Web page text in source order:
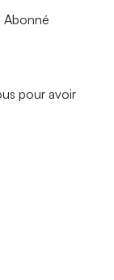
Abonné
pour avoir